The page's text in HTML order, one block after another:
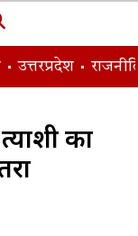
उत्तरप्रदेश
का